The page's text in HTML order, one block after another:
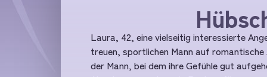
Laura, 42, eine vielseitig interessierte
treuen, sportlichen Mann auf
der Mann, bei dem ihre Gefühle gut